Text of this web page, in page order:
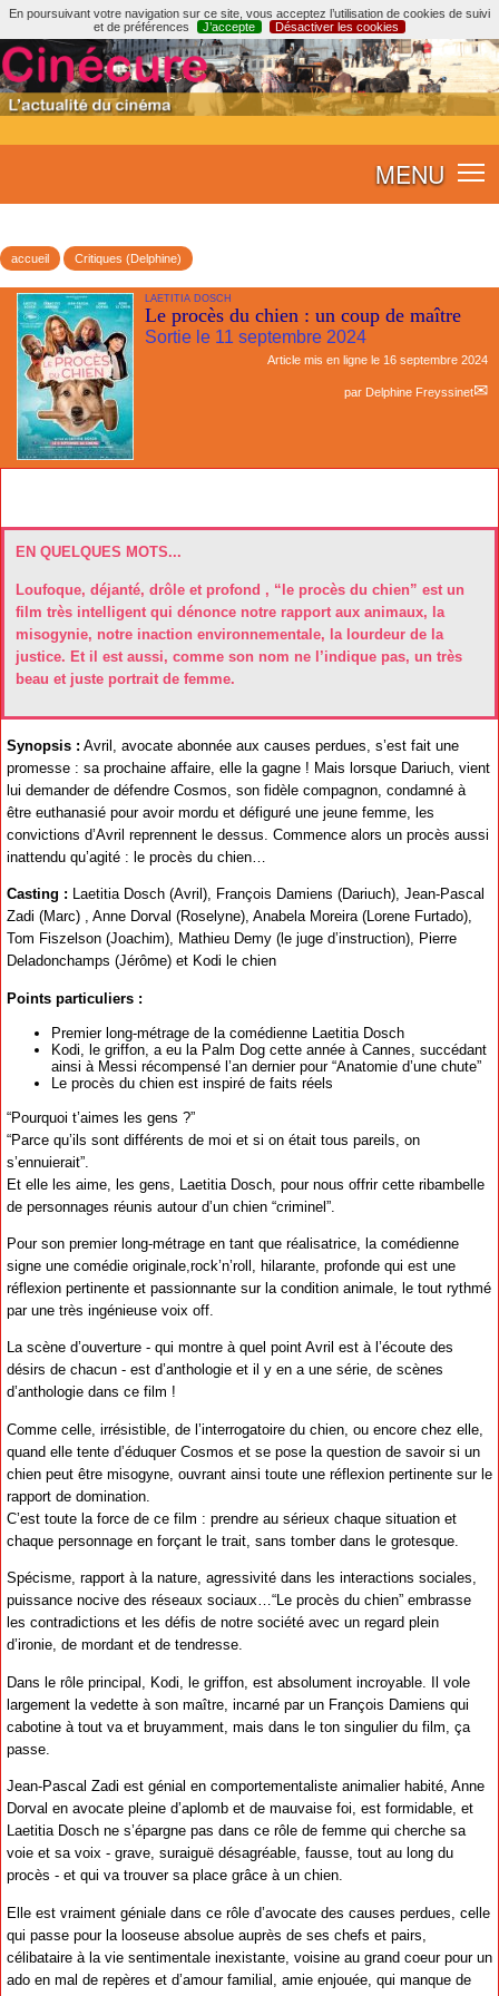
En poursuivant votre navigation sur ce site, vous acceptez l’utilisation de cookies de suivi
et de préférences
J’accepte Désactiver les cookies
MENU
accueil Critiques (Delphine)
LAETITIA DOSCH
Le procès du chien : un coup de maître
Sortie le 11 septembre 2024
Article mis en ligne le 16 septembre 2024
par Delphine Freyssinet
EN QUELQUES MOTS...
Loufoque, déjanté, drôle et profond , “le procès du chien” est un
film très intelligent qui dénonce notre rapport aux animaux, la
misogynie, notre inaction environnementale, la lourdeur de la
justice. Et il est aussi, comme son nom ne l’indique pas, un très
beau et juste portrait de femme.
Synopsis : Avril, avocate abonnée aux causes perdues, s’est fait une
promesse : sa prochaine affaire, elle la gagne ! Mais lorsque Dariuch, vient
lui demander de défendre Cosmos, son fidèle compagnon, condamné à
être euthanasié pour avoir mordu et défiguré une jeune femme, les
convictions d’Avril reprennent le dessus. Commence alors un procès aussi
inattendu qu’agité : le procès du chien…
Casting : Laetitia Dosch (Avril), François Damiens (Dariuch), Jean-Pascal
Zadi (Marc) , Anne Dorval (Roselyne), Anabela Moreira (Lorene Furtado),
Tom Fiszelson (Joachim), Mathieu Demy (le juge d’instruction), Pierre
Deladonchamps (Jérôme) et Kodi le chien
Points particuliers :
Premier long-métrage de la comédienne Laetitia Dosch
Kodi, le griffon, a eu la Palm Dog cette année à Cannes, succédant
ainsi à Messi récompensé l’an dernier pour “Anatomie d’une chute”
Le procès du chien est inspiré de faits réels
“Pourquoi t’aimes les gens ?”
“Parce qu’ils sont différents de moi et si on était tous pareils, on
s’ennuierait”.
Et elle les aime, les gens, Laetitia Dosch, pour nous offrir cette ribambelle
de personnages réunis autour d’un chien “criminel”.
Pour son premier long-métrage en tant que réalisatrice, la comédienne
signe une comédie originale,rock’n’roll, hilarante, profonde qui est une
réflexion pertinente et passionnante sur la condition animale, le tout rythmé
par une très ingénieuse voix off.
La scène d’ouverture - qui montre à quel point Avril est à l’écoute des
désirs de chacun - est d’anthologie et il y en a une série, de scènes
d’anthologie dans ce film !
Comme celle, irrésistible, de l’interrogatoire du chien, ou encore chez elle,
quand elle tente d’éduquer Cosmos et se pose la question de savoir si un
chien peut être misogyne, ouvrant ainsi toute une réflexion pertinente sur le
rapport de domination.
C’est toute la force de ce film : prendre au sérieux chaque situation et
chaque personnage en forçant le trait, sans tomber dans le grotesque.
Spécisme, rapport à la nature, agressivité dans les interactions sociales,
puissance nocive des réseaux sociaux…“Le procès du chien” embrasse
les contradictions et les défis de notre société avec un regard plein
d’ironie, de mordant et de tendresse.
Dans le rôle principal, Kodi, le griffon, est absolument incroyable. Il vole
largement la vedette à son maître, incarné par un François Damiens qui
cabotine à tout va et bruyamment, mais dans le ton singulier du film, ça
passe.
Jean-Pascal Zadi est génial en comportementaliste animalier habité, Anne
Dorval en avocate pleine d’aplomb et de mauvaise foi, est formidable, et
Laetitia Dosch ne s’épargne pas dans ce rôle de femme qui cherche sa
voie et sa voix - grave, suraiguë désagréable, fausse, tout au long du
procès - et qui va trouver sa place grâce à un chien.
Elle est vraiment géniale dans ce rôle d’avocate des causes perdues, celle
qui passe pour la looseuse absolue auprès de ses chefs et pairs,
célibataire à la vie sentimentale inexistante, voisine au grand coeur pour un
ado en mal de repères et d’amour familial, amie enjouée, qui manque de